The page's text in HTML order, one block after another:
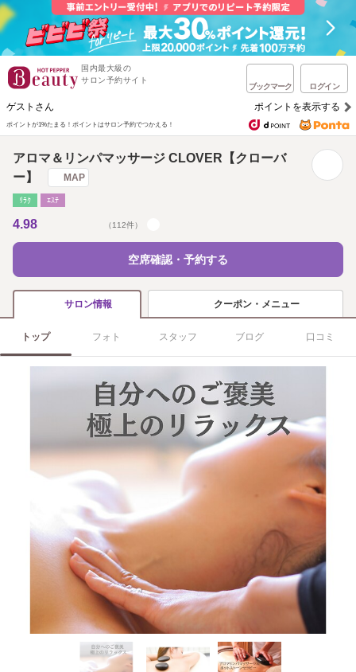
国内最大級の
サロン予約サイト
ブックマーク ログイン
ゲストさん ポイントを表示する
ポイントが1%たまる！ ポイントはサロン予約でつかえる！
アロマ＆リンパマッサージ CLOVER【クローバ
ー】
MAP
ﾘﾗｸ ｴｽﾃ
4.98 （112件）
空席確認・予約する
サロン情報 クーポン・メニュー
トップ フォト スタッフ ブログ 口コミ